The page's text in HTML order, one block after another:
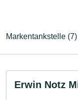
Markentankstelle (7)
Erwin Notz